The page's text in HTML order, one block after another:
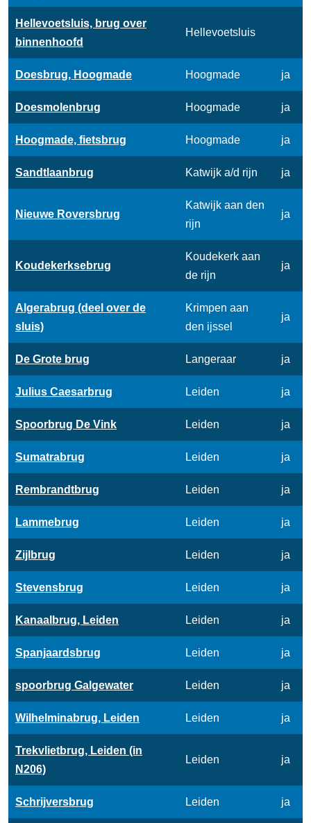
Hellevoetsluis, brug over
binnenhoofd
Hellevoetsluis
Doesbrug, Hoogmade Hoogmade ja
Doesmolenbrug Hoogmade ja
Hoogmade, fietsbrug Hoogmade ja
Sandtlaanbrug Katwijk a/d rijn ja
Nieuwe Roversbrug
Katwijk aan den
rijn
ja
Koudekerksebrug
Koudekerk aan
de rijn
ja
Algerabrug (deel over de
sluis)
Krimpen aan
den ijssel
ja
De Grote brug Langeraar ja
Julius Caesarbrug Leiden ja
Spoorbrug De Vink Leiden ja
Sumatrabrug Leiden ja
Rembrandtbrug Leiden ja
Lammebrug Leiden ja
Zijlbrug Leiden ja
Stevensbrug Leiden ja
Kanaalbrug, Leiden Leiden ja
Spanjaardsbrug Leiden ja
spoorbrug Galgewater Leiden ja
Wilhelminabrug, Leiden Leiden ja
Trekvlietbrug, Leiden (in
N206)
Leiden ja
Schrijversbrug Leiden ja